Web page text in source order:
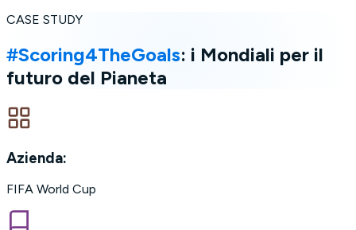
CASE STUDY
#Scoring4TheGoals: i Mondiali per il
futuro del Pianeta
Azienda:
FIFA World Cup